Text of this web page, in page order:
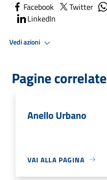
Facebook Twitter
LinkedIn
Vedi azioni
Pagine correlate
Anello Urbano
VAI ALLA PAGINA